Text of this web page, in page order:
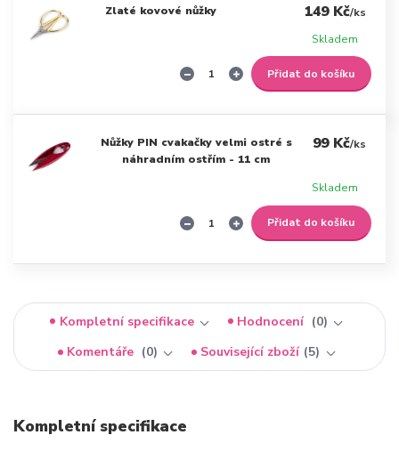
Zlaté kovové nůžky 149 Kč/ks
Skladem
Přidat do košíku
Nůžky PIN cvakačky velmi ostré s
náhradním ostřím - 11 cm
99 Kč/ks
Skladem
Přidat do košíku
Kompletní specifikace Hodnocení
0
Komentáře
0 Související zboží 5
Kompletní specifikace